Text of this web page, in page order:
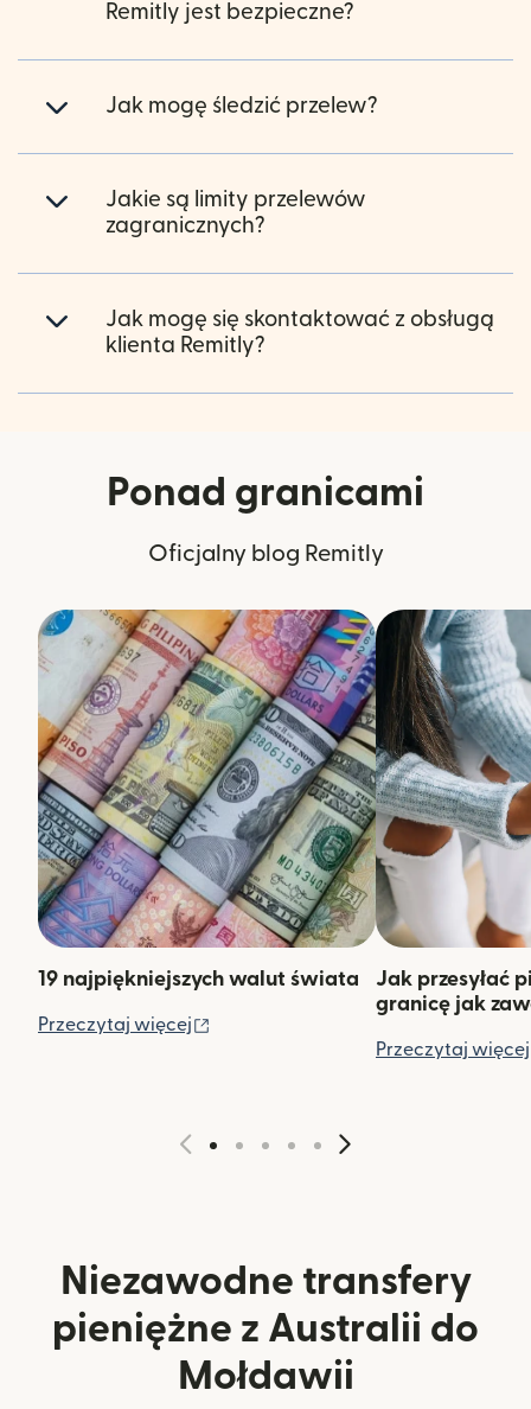
Remitly jest bezpieczne?
Jak mogę śledzić przelew?
Jakie są limity przelewów
zagranicznych?
Jak mogę się skontaktować z obsługą
klienta Remitly?
Ponad granicami
Oficjalny blog Remitly
19 najpiękniejszych walut świata
Przeczytaj więcej
Jak przesyłać
granicę jak
Przeczytaj więcej
Niezawodne transfery
pieniężne z Australii do
Mołdawii